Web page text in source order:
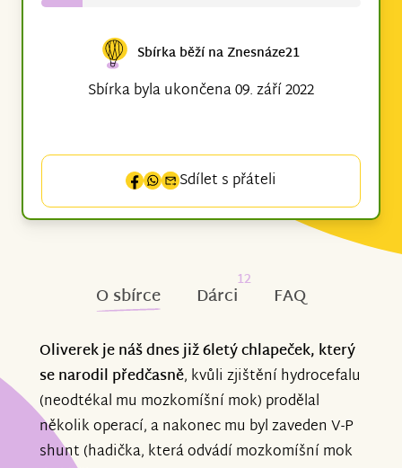
Sbírka běží na Znesnáze21
Sbírka byla ukončena 09. září 2022
Sdílet s přáteli
O sbírce Dárci
12
FAQ
Oliverek je náš dnes již 6letý chlapeček, který
se narodil předčasně, kvůli zjištění hydrocefalu
(neodtékal mu mozkomíšní mok) prodělal
několik operací, a nakonec mu byl zaveden V-P
shunt (hadička, která odvádí mozkomíšní mok